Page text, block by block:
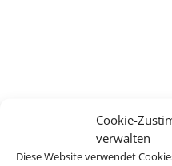
Cookie-
verwalten
Diese Website verwendet